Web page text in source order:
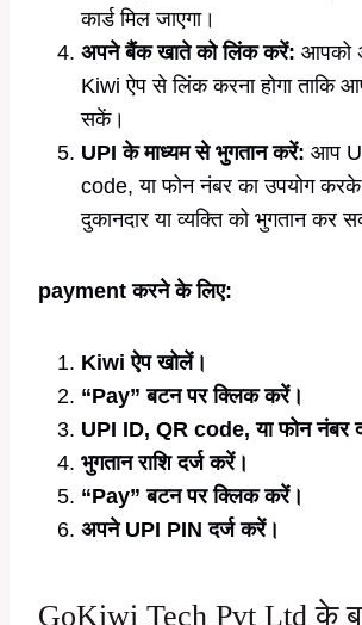
कार्ड मिल जाएगा।
अपने बैंक खाते को लिंक करें: आपको
Kiwi ऐप से लिंक करना होगा ताकि
सकें।
UPI के माध्यम से भुगतान करें: आप
code, या फोन नंबर का उपयोग करके
दुकानदार या व्यक्ति को भुगतान कर
payment करने के लिए:
Kiwi ऐप खोलें।
“Pay” बटन पर क्लिक करें।
UPI ID, QR code, या फोन नंबर
भुगतान राशि दर्ज करें।
“Pay” बटन पर क्लिक करें।
अपने UPI PIN दर्ज करें।
GoKiwi Tech Pvt Ltd के